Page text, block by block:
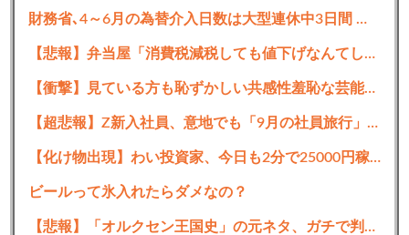
しきたりに飲み込まれそうになって離れたくだり、めち
— Loni (@Nuwa_150)
続きを読む
財務省､4～6月の為替介入日数は大型連休中3日間 総額11兆7349億円 4月30日は6兆2787億円で過去最大
【悲報】弁当屋「消費税減税しても値下げなんてしないよ」
【衝撃】見ている方も恥ずかしい共感性羞恥な芸能人ww
【超悲報】Z新入社員、意地でも「9月の社員旅行」の計画をやらないｗｗｗｗｗ
【化け物出現】わい投資家、今日も2分で25000円稼ぎお仕事終了ｗｗｗｗｗｗ
ビールって氷入れたらダメなの？
【悲報】「オルクセン王国史」の元ネタ、ガチで判明ｗｗｗｗｗｗｗ